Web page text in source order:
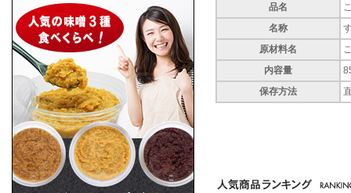
品名
名称
原材料名
内容量
保存方法